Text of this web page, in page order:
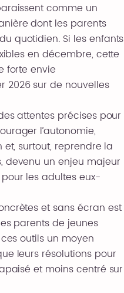
comme un
dont les parents
quotidien. Si les enfants
en décembre, cette
forte envie
2026 sur de nouvelles
attentes précises pour
l’autonomie,
surtout, reprendre la
devenu un enjeu majeur
les adultes eux-
et sans écran est
parents de jeunes
outils un moyen
leurs résolutions pour
et moins centré sur